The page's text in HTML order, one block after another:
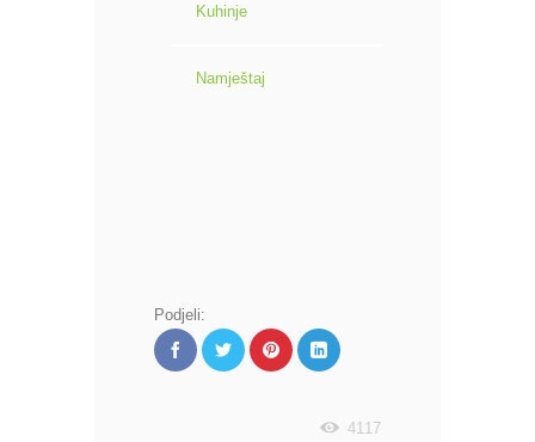
Kuhinje
Namještaj
Podjeli:
4117